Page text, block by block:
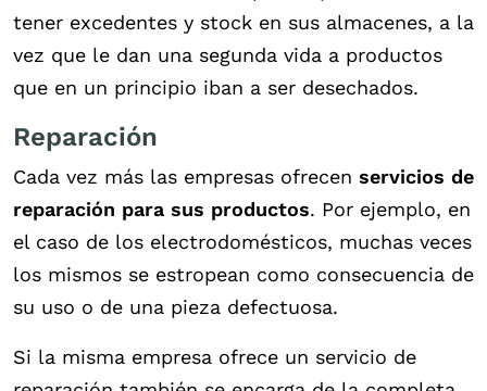
tener excedentes y stock en sus almacenes, a la
vez que le dan una segunda vida a productos
que en un principio iban a ser desechados.
Reparación
Cada vez más las empresas ofrecen servicios de
reparación para sus productos. Por ejemplo, en
el caso de los electrodomésticos, muchas veces
los mismos se estropean como consecuencia de
su uso o de una pieza defectuosa.
Si la misma empresa ofrece un servicio de